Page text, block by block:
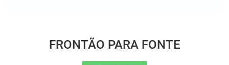
FRONTÃO PARA FONTE